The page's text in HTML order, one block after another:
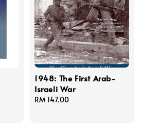
1948: The First Arab-
Israeli War
Regular
RM 147.00